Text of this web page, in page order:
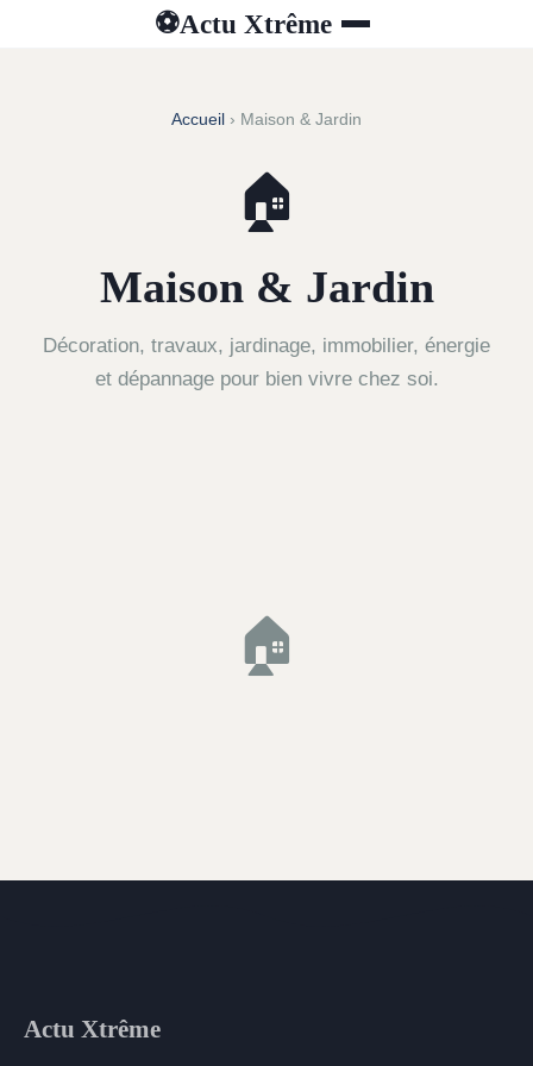
⚽Actu Xtrême
Accueil › Maison & Jardin
🏠
Maison & Jardin
Décoration, travaux, jardinage, immobilier, énergie
et dépannage pour bien vivre chez soi.
🏠
Actu Xtrême